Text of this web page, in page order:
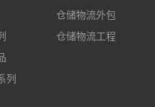
列
仓储物流外包
仓储物流工程